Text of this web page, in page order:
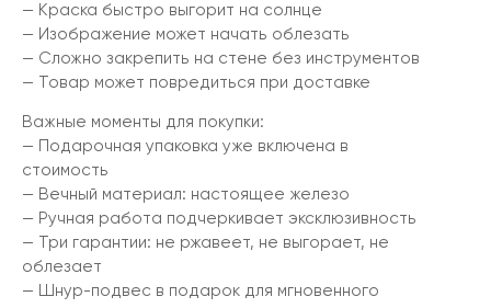
— Краска быстро выгорит на солнце
— Изображение может начать облезать
— Сложно закрепить на стене без инструментов
— Товар может повредиться при доставке
Важные моменты для покупки:
— Подарочная упаковка уже включена в
стоимость
— Вечный материал: настоящее железо
— Ручная работа подчеркивает эксклюзивность
— Три гарантии: не ржавеет, не выгорает, не
облезает
— Шнур-подвес в подарок для мгновенного